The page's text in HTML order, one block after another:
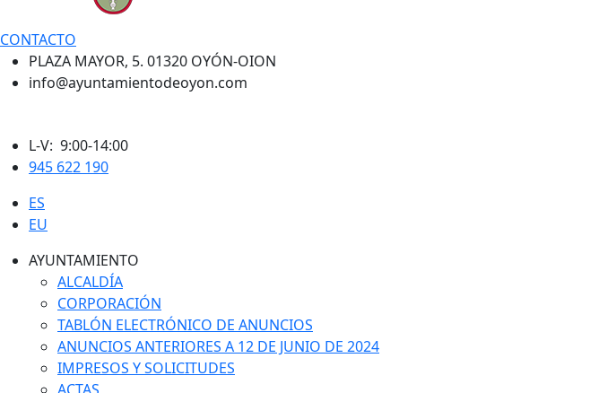
CONTACTO
PLAZA MAYOR, 5. 01320 OYÓN-OION
info@ayuntamientodeoyon.com
L-V: 9:00-14:00
945 622 190
ES
EU
AYUNTAMIENTO
ALCALDÍA
CORPORACIÓN
TABLÓN ELECTRÓNICO DE ANUNCIOS
ANUNCIOS ANTERIORES A 12 DE JUNIO DE 2024
IMPRESOS Y SOLICITUDES